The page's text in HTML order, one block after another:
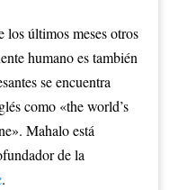
los últimos meses otros
humano es también
se encuentra
como «the world’s
Mahalo está
de la
.